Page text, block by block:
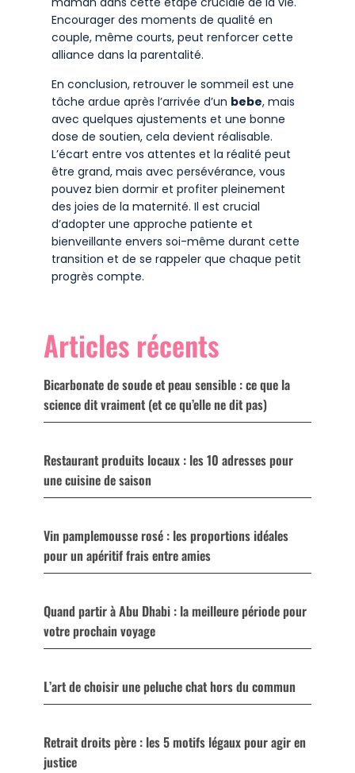
Encourager des moments de qualité en
couple, même courts, peut renforcer cette
alliance dans la parentalité.
En conclusion, retrouver le sommeil est une
tâche ardue après l’arrivée d’un bebe, mais
avec quelques ajustements et une bonne
dose de soutien, cela devient réalisable.
L’écart entre vos attentes et la réalité peut
être grand, mais avec persévérance, vous
pouvez bien dormir et profiter pleinement
des joies de la maternité. Il est crucial
d’adopter une approche patiente et
bienveillante envers soi-même durant cette
transition et de se rappeler que chaque petit
progrès compte.
Articles récents
Bicarbonate de soude et peau sensible : ce que la
science dit vraiment (et ce qu’elle ne dit pas)
Restaurant produits locaux : les 10 adresses pour
une cuisine de saison
Vin pamplemousse rosé : les proportions idéales
pour un apéritif frais entre amies
Quand partir à Abu Dhabi : la meilleure période pour
votre prochain voyage
L’art de choisir une peluche chat hors du commun
Retrait droits père : les 5 motifs légaux pour agir en
justice